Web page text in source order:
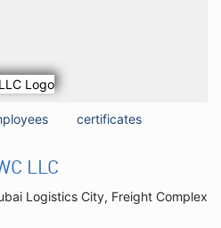
certificates
LLC
Logistics City, Freight Complex